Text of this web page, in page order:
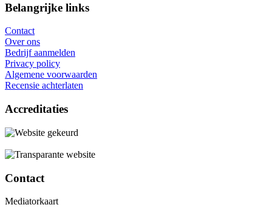
Belangrijke links
Contact
Over ons
Bedrijf aanmelden
Privacy policy
Algemene voorwaarden
Recensie achterlaten
Accreditaties
Contact
Mediatorkaart